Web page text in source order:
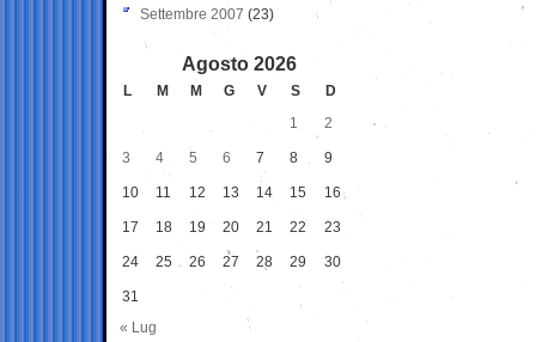
Settembre 2007 (23)
Agosto 2026
L M M G V S
D
1
2
3 4 5 6 7 8 9
10 11 12 13 14 15 16
17 18 19 20 21 22 23
24 25 26 27 28 29 30
31
« Lug